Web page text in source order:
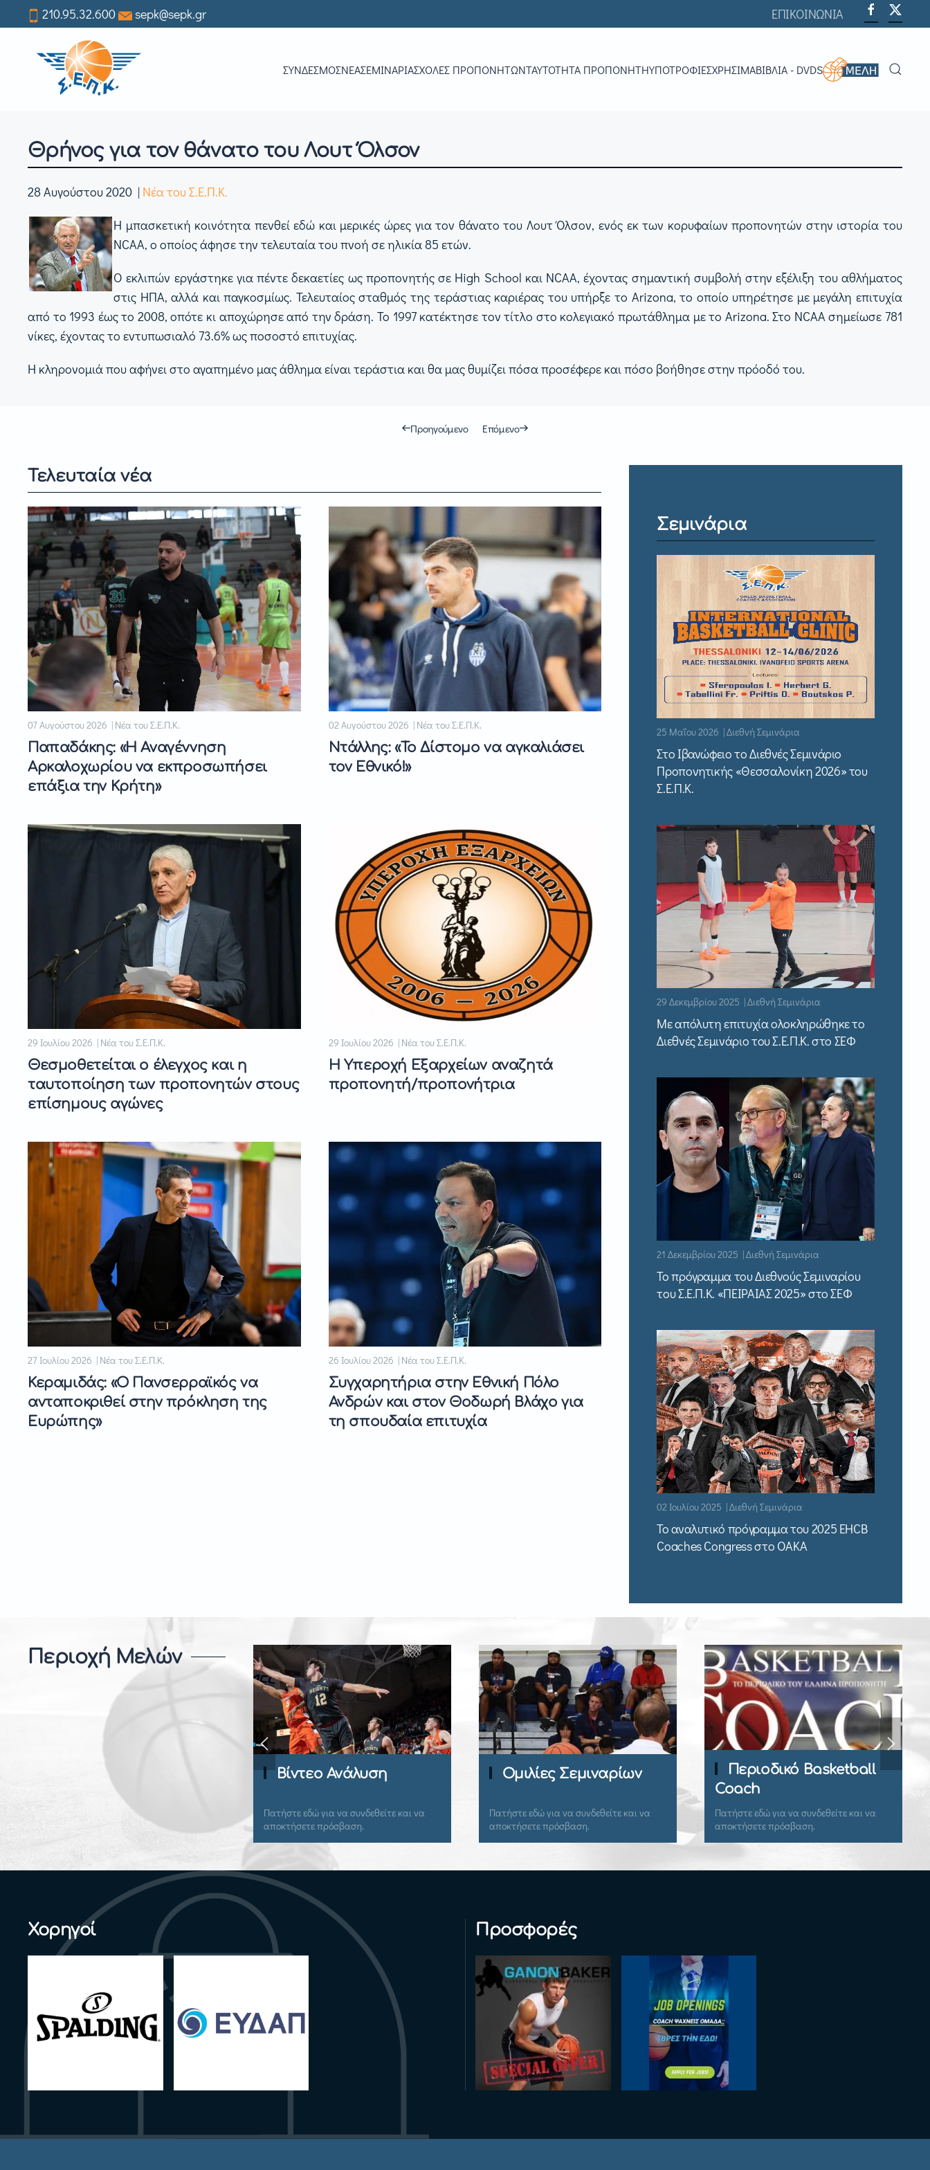
to
content
210.95.32.600 sepk@sepk.gr ΕΠΙΚΟΙΝΩΝΙΑ
ΣΥΝΔΕΣΜΟΣΝΕΑΣΕΜΙΝΆΡΙΑΣΧΟΛΈΣ ΠΡΟΠΟΝΗΤΏΝΤΑΥΤΌΤΗΤΑ ΠΡΟΠΟΝΗΤΉΥΠΟΤΡΟΦΊΕΣΧΡΗΣΙΜΑΒΙΒΛΊΑ - DVDS
Θρήνος για τον θάνατο του Λουτ Όλσον
28 Αυγούστου 2020 | Νέα του Σ.Ε.Π.Κ.
Η μπασκετική κοινότητα πενθεί εδώ και μερικές ώρες για τον θάνατο του Λουτ Όλσον, ενός εκ των κορυφαίων προπονητών στην ιστορία του
NCAA, ο οποίος άφησε την τελευταία του πνοή σε ηλικία 85 ετών.
Ο εκλιπών εργάστηκε για πέντε δεκαετίες ως προπονητής σε High School και NCAA, έχοντας σημαντική συμβολή στην εξέλιξη του αθλήματος
στις ΗΠΑ, αλλά και παγκοσμίως. Τελευταίος σταθμός της τεράστιας καριέρας του υπήρξε το Arizona, το οποίο υπηρέτησε με μεγάλη επιτυχία
από το 1993 έως το 2008, οπότε κι αποχώρησε από την δράση. Το 1997 κατέκτησε τον τίτλο στο κολεγιακό πρωτάθλημα με το Arizona. Στο NCAA σημείωσε 781
νίκες, έχοντας το εντυπωσιαλό 73.6% ως ποσοστό επιτυχίας.
Η κληρονομιά που αφήνει στο αγαπημένο μας άθλημα είναι τεράστια και θα μας θυμίζει πόσα προσέφερε και πόσο βοήθησε στην πρόοδό του.
Προηγούμενο Επόμενο
Τελευταία νέα
07 Αυγούστου 2026 | Νέα του Σ.Ε.Π.Κ.
Παπαδάκης: «Η Αναγέννηση
Αρκαλοχωρίου να εκπροσωπήσει
επάξια την Κρήτη»
02 Αυγούστου 2026 | Νέα του Σ.Ε.Π.Κ.
Ντάλλης: «Το Δίστομο να αγκαλιάσει
τον Εθνικό!»
29 Ιουλίου 2026 | Νέα του Σ.Ε.Π.Κ.
Θεσμοθετείται ο έλεγχος και η
ταυτοποίηση των προπονητών στους
επίσημους αγώνες
29 Ιουλίου 2026 | Νέα του Σ.Ε.Π.Κ.
Η Υπεροχή Εξαρχείων αναζητά
προπονητή/προπονήτρια
27 Ιουλίου 2026 | Νέα του Σ.Ε.Π.Κ.
Κεραμιδάς: «Ο Πανσερραϊκός να
ανταποκριθεί στην πρόκληση της
Ευρώπης»
26 Ιουλίου 2026 | Νέα του Σ.Ε.Π.Κ.
Συγχαρητήρια στην Εθνική Πόλο
Ανδρών και στον Θοδωρή Βλάχο για
τη σπουδαία επιτυχία
Σεμινάρια
25 Μαΐου 2026 | Διεθνή Σεμινάρια
Στο Ιβανώφειο το Διεθνές Σεμινάριο
Προπονητικής «Θεσσαλονίκη 2026» του
Σ.Ε.Π.Κ.
29 Δεκεμβρίου 2025 | Διεθνή Σεμινάρια
Με απόλυτη επιτυχία ολοκληρώθηκε το
Διεθνές Σεμινάριο του Σ.Ε.Π.Κ. στο ΣΕΦ
21 Δεκεμβρίου 2025 | Διεθνή Σεμινάρια
Το πρόγραμμα του Διεθνούς Σεμιναρίου
του Σ.Ε.Π.Κ. «ΠΕΙΡΑΙΑΣ 2025» στο ΣΕΦ
02 Ιουλίου 2025 | Διεθνή Σεμινάρια
Το αναλυτικό πρόγραμμα του 2025 EHCB
Coaches Congress στο ΟΑΚΑ
Περιοχή Μελών
Playbook
Πατήστε εδώ για να συνδεθείτε και να
Βίντεο Ανάλυση
Πατήστε εδώ για να συνδεθείτε και να
αποκτήσετε πρόσβαση.
Ομιλίες Σεμιναρίων
Πατήστε εδώ για να συνδεθείτε και να
αποκτήσετε πρόσβαση.
Περιοδικό Basketball
Coach
Πατήστε εδώ για να συνδεθείτε και να
αποκτήσετε πρόσβαση.
Χορηγοί Προσφορές